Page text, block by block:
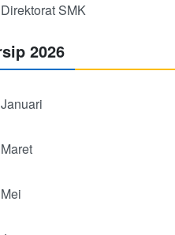
Direktorat SMK
2026
Januari
Maret
Mei